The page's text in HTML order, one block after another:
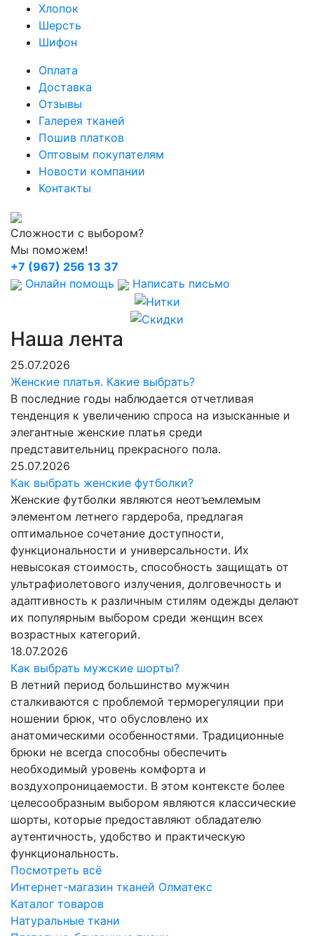
Хлопок
Шерсть
Шифон
Оплата
Доставка
Отзывы
Галерея тканей
Пошив платков
Оптовым покупателям
Новости компании
Контакты
Сложности с выбором?
Мы поможем!
+7 (967) 256 13 37
Онлайн помощь
Написать письмо
Наша лента
25.07.2026
Женские платья. Какие выбрать?
В последние годы наблюдается отчетливая
тенденция к увеличению спроса на изысканные и
элегантные женские платья среди
представительниц прекрасного пола.
25.07.2026
Как выбрать женские футболки?
Женские футболки являются неотъемлемым
элементом летнего гардероба, предлагая
оптимальное сочетание доступности,
функциональности и универсальности. Их
невысокая стоимость, способность защищать от
ультрафиолетового излучения, долговечность и
адаптивность к различным стилям одежды делают
их популярным выбором среди женщин всех
возрастных категорий.
18.07.2026
Как выбрать мужские шорты?
В летний период большинство мужчин
сталкиваются с проблемой терморегуляции при
ношении брюк, что обусловлено их
анатомическими особенностями. Традиционные
брюки не всегда способны обеспечить
необходимый уровень комфорта и
воздухопроницаемости. В этом контексте более
целесообразным выбором являются классические
шорты, которые предоставляют обладателю
аутентичность, удобство и практическую
функциональность.
Посмотреть всё
Интернет-магазин тканей Олматекс
Каталог товаров
Натуральные ткани